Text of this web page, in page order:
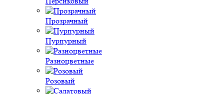
Прозрачный
Пурпурный
Разноцветные
Розовый